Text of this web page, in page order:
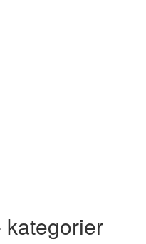
kategorier